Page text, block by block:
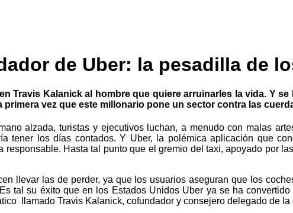
de Uber: la pesadilla de
Travis Kalanick al hombre que quiere arruinarles la vida. Y
vez que este millonario pone un sector contra las
alzada, turistas y ejecutivos luchan, a menudo con malas
tener los días contados. Y Uber, la polémica aplicación que
responsable. Hasta tal punto que el gremio del taxi, apoyado por
llevar las de perder, ya que los usuarios aseguran que los
tal su éxito que en los Estados Unidos Uber ya se ha
llamado Travis Kalanick, cofundador y consejero delegado de la